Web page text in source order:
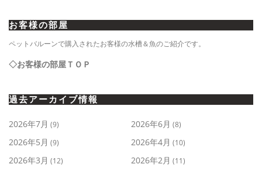
お客様の部屋
ペットバルーンで購入されたお客様の水槽＆魚のご紹介です。
◇お客様の部屋ＴＯＰ
過去アーカイブ情報
2026年7月 (9) 2026年6月 (8)
2026年5月 (9) 2026年4月 (10)
2026年3月 (12) 2026年2月 (11)